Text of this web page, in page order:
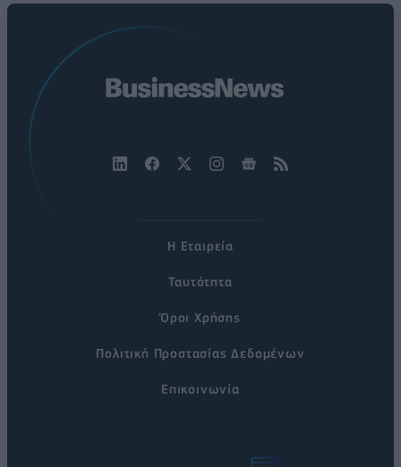
Η Εταιρεία
Ταυτότητα
Όροι Χρήσης
Πολιτική Προστασίας Δεδομένων
Επικοινωνία